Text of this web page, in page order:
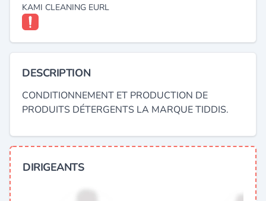
KAMI CLEANING EURL
DESCRIPTION
CONDITIONNEMENT ET PRODUCTION DE
PRODUITS DÉTERGENTS LA MARQUE TIDDIS.
DIRIGEANTS